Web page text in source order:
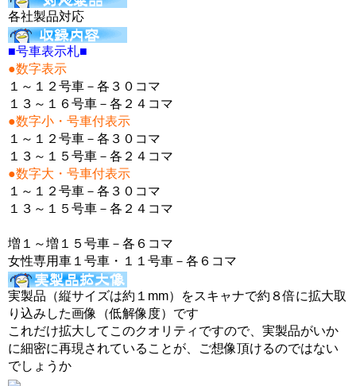
各社製品対応
■号車表示札■
●数字表示
１～１２号車－各３０コマ
１３～１６号車－各２４コマ
●数字小・号車付表示
１～１２号車－各３０コマ
１３～１５号車－各２４コマ
●数字大・号車付表示
１～１２号車－各３０コマ
１３～１５号車－各２４コマ
増１～増１５号車－各６コマ
女性専用車１号車・１１号車－各６コマ
実製品（縦サイズは約１mm）をスキャナで約８倍に拡大取
り込みした画像（低解像度）です
これだけ拡大してこのクオリティですので、実製品がいか
に細密に再現されていることが、ご想像頂けるのではない
でしょうか